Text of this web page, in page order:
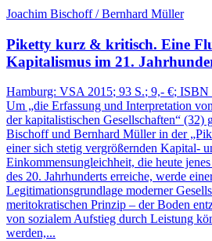
Joachim Bischoff / Bernhard Müller
Piketty kurz & kritisch. Eine
Kapitalismus im 21.
Hamburg: VSA 2015; 93 S.; 9,- €; ISBN
Um „die Erfassung und Interpretation
der kapitalistischen Gesellschaften“ (32)
Bischoff und Bernhard Müller in der
einer sich stetig vergrößernden Kapital‑
Einkommensungleichheit, die heute
des 20. Jahrhunderts erreiche, werde
Legitimationsgrundlage moderner
meritokratischen Prinzip – der Boden
von sozialem Aufstieg durch Leistung
werden,...